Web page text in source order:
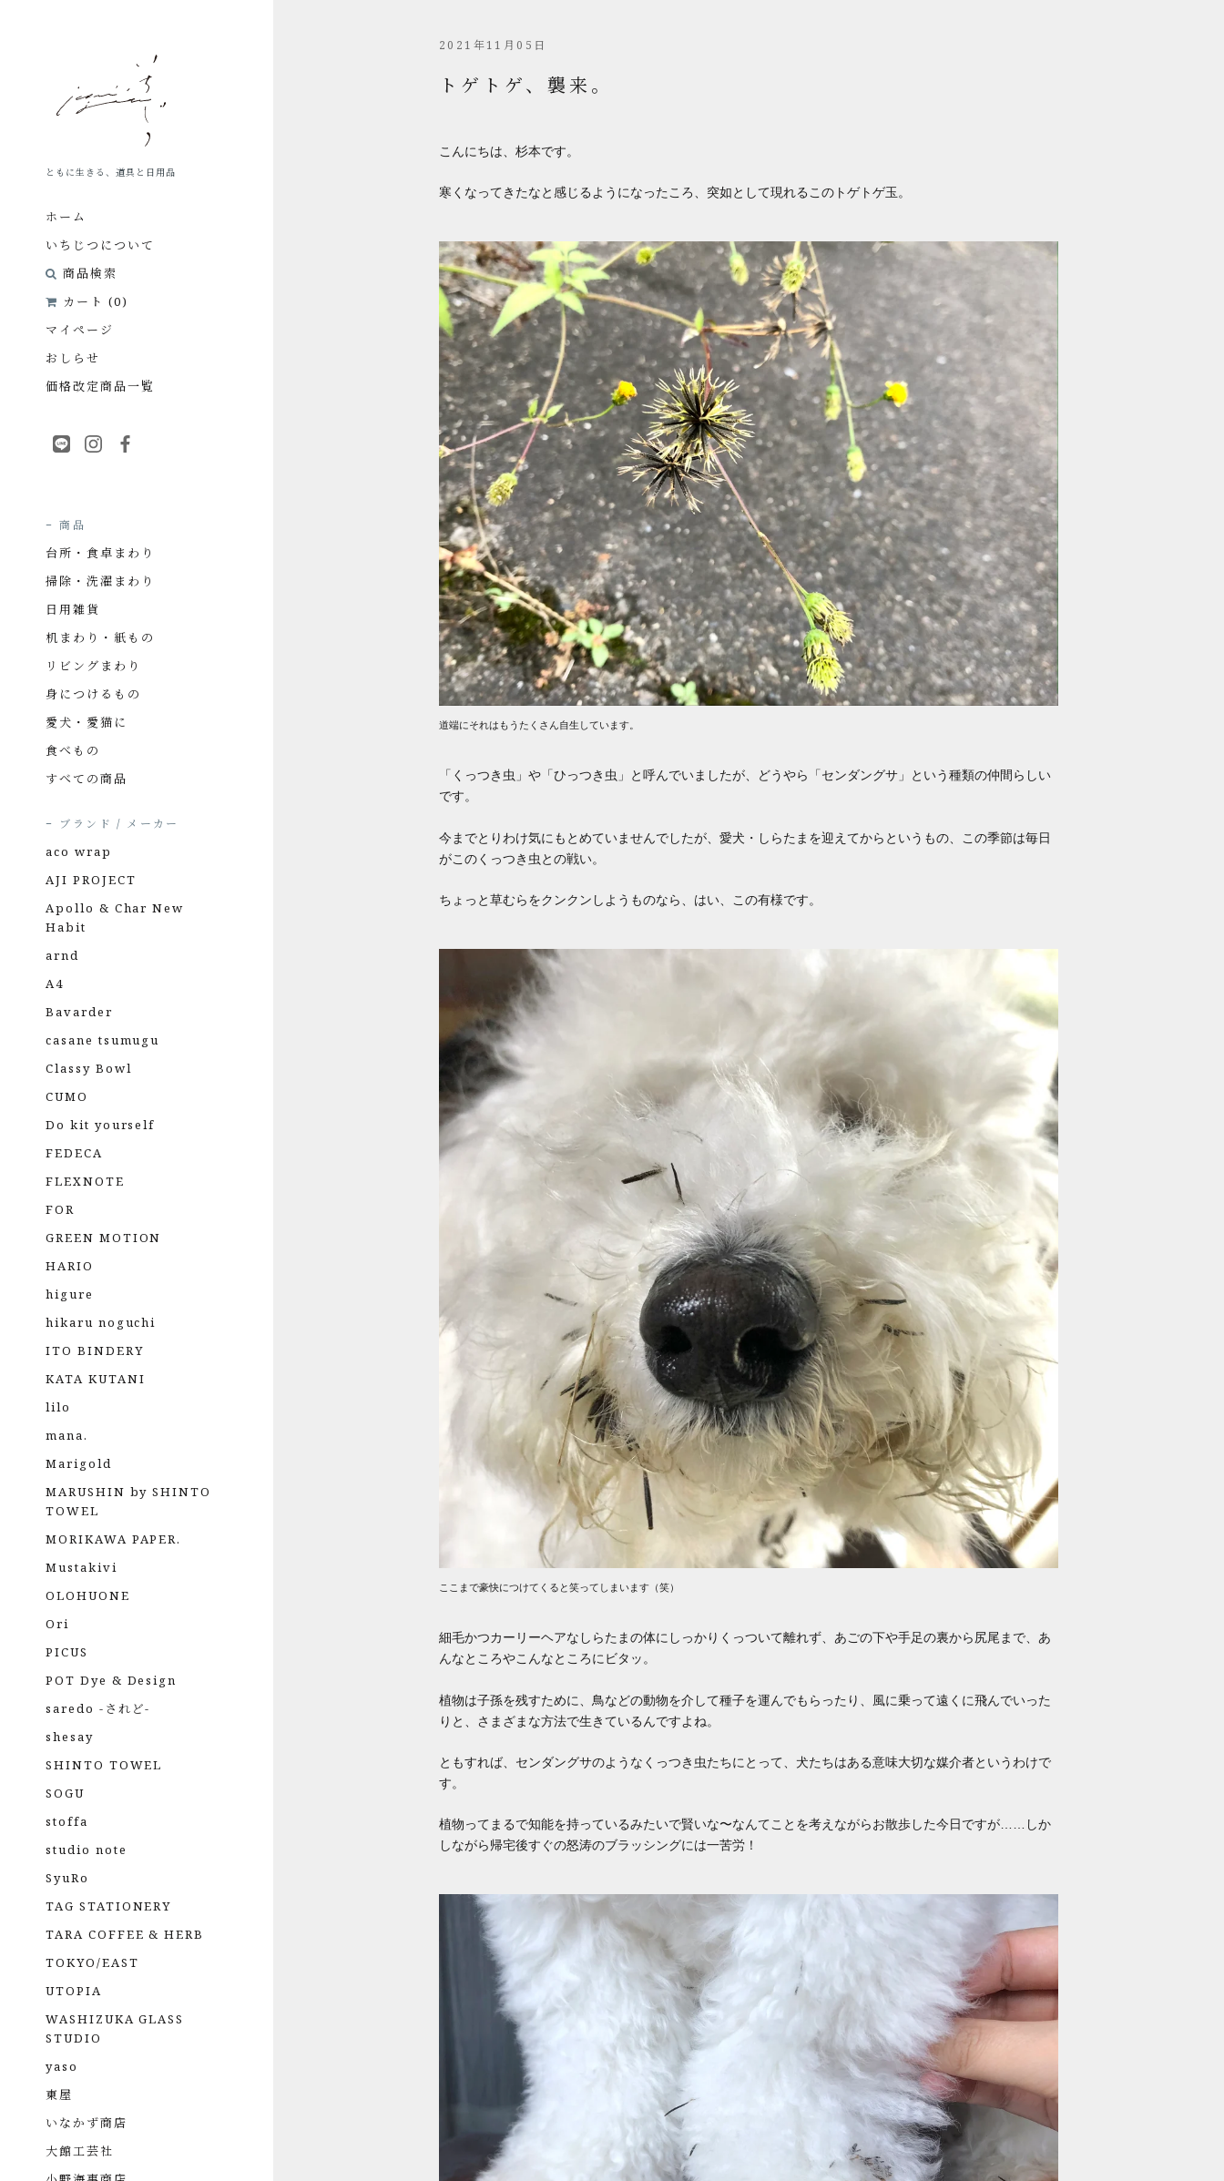
商品
台所・食卓まわり
掃除・洗濯まわり
日用雑貨
机まわり・紙もの
リビングまわり
身につけるもの
愛犬・愛猫に
食べもの
すべての商品
ともに生きる、道具と日用品
ホーム
いちじつについて
商品検索
カート (0)
マイページ
おしらせ
価格改定商品一覧
ブランド / メーカー
aco wrap
AJI PROJECT
Apollo & Char New
Habit
arnd
A4
Bavarder
casane tsumugu
Classy Bowl
CUMO
Do kit yourself
FEDECA
FLEXNOTE
FOR
GREEN MOTION
HARIO
higure
hikaru noguchi
ITO BINDERY
KATA KUTANI
lilo
mana.
Marigold
MARUSHIN by SHINTO
TOWEL
MORIKAWA PAPER.
Mustakivi
OLOHUONE
Ori
PICUS
POT Dye & Design
saredo -されど-
shesay
SHINTO TOWEL
SOGU
stoffa
studio note
SyuRo
TAG STATIONERY
TARA COFFEE & HERB
TOKYO/EAST
UTOPIA
WASHIZUKA GLASS
STUDIO
yaso
東屋
いなかず商店
大館工芸社
2021年11月05日
トゲトゲ、襲来。
こんにちは、杉本です。
寒くなってきたなと感じるようになったころ、突如として現れるこのトゲトゲ玉。
道端にそれはもうたくさん自生しています。
「くっつき虫」や「ひっつき虫」と呼んでいましたが、どうやら「センダングサ」という種類の仲間らしい
です。
今までとりわけ気にもとめていませんでしたが、愛犬・しらたまを迎えてからというもの、この季節は毎日
がこのくっつき虫との戦い。
ちょっと草むらをクンクンしようものなら、はい、この有様です。
ここまで豪快につけてくると笑ってしまいます（笑）
細毛かつカーリーヘアなしらたまの体にしっかりくっついて離れず、あごの下や手足の裏から尻尾まで、あ
んなところやこんなところにビタッ。
植物は子孫を残すために、鳥などの動物を介して種子を運んでもらったり、風に乗って遠くに飛んでいった
りと、さまざまな方法で生きているんですよね。
ともすれば、センダングサのようなくっつき虫たちにとって、犬たちはある意味大切な媒介者というわけで
す。
植物ってまるで知能を持っているみたいで賢いな〜なんてことを考えながらお散歩した今日ですが……しか
しながら帰宅後すぐの怒涛のブラッシングには一苦労！